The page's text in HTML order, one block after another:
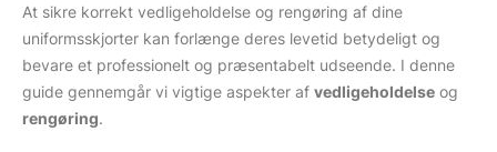
At sikre korrekt vedligeholdelse og rengøring af dine
uniformsskjorter kan forlænge deres levetid betydeligt og
bevare et professionelt og præsentabelt udseende. I denne
guide gennemgår vi vigtige aspekter af vedligeholdelse og
rengøring.